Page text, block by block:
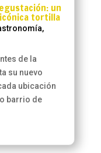
un
tortilla
,
de la
su nuevo
ubicación
barrio de